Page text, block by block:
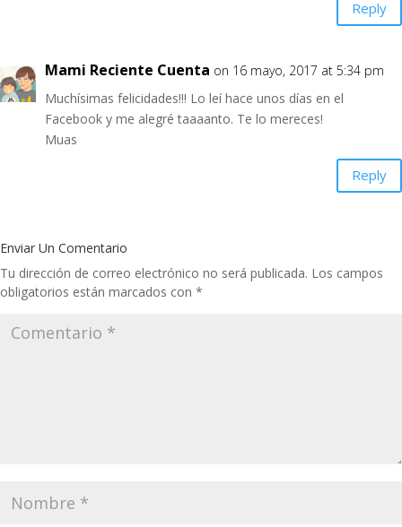
Reply
Mami Reciente Cuenta on 16 mayo, 2017 at 5:34 pm
Muchísimas felicidades!!! Lo leí hace unos días en el
Facebook y me alegré taaaanto. Te lo mereces!
Muas
Reply
Enviar Un Comentario
Tu dirección de correo electrónico no será publicada. Los campos
obligatorios están marcados con *